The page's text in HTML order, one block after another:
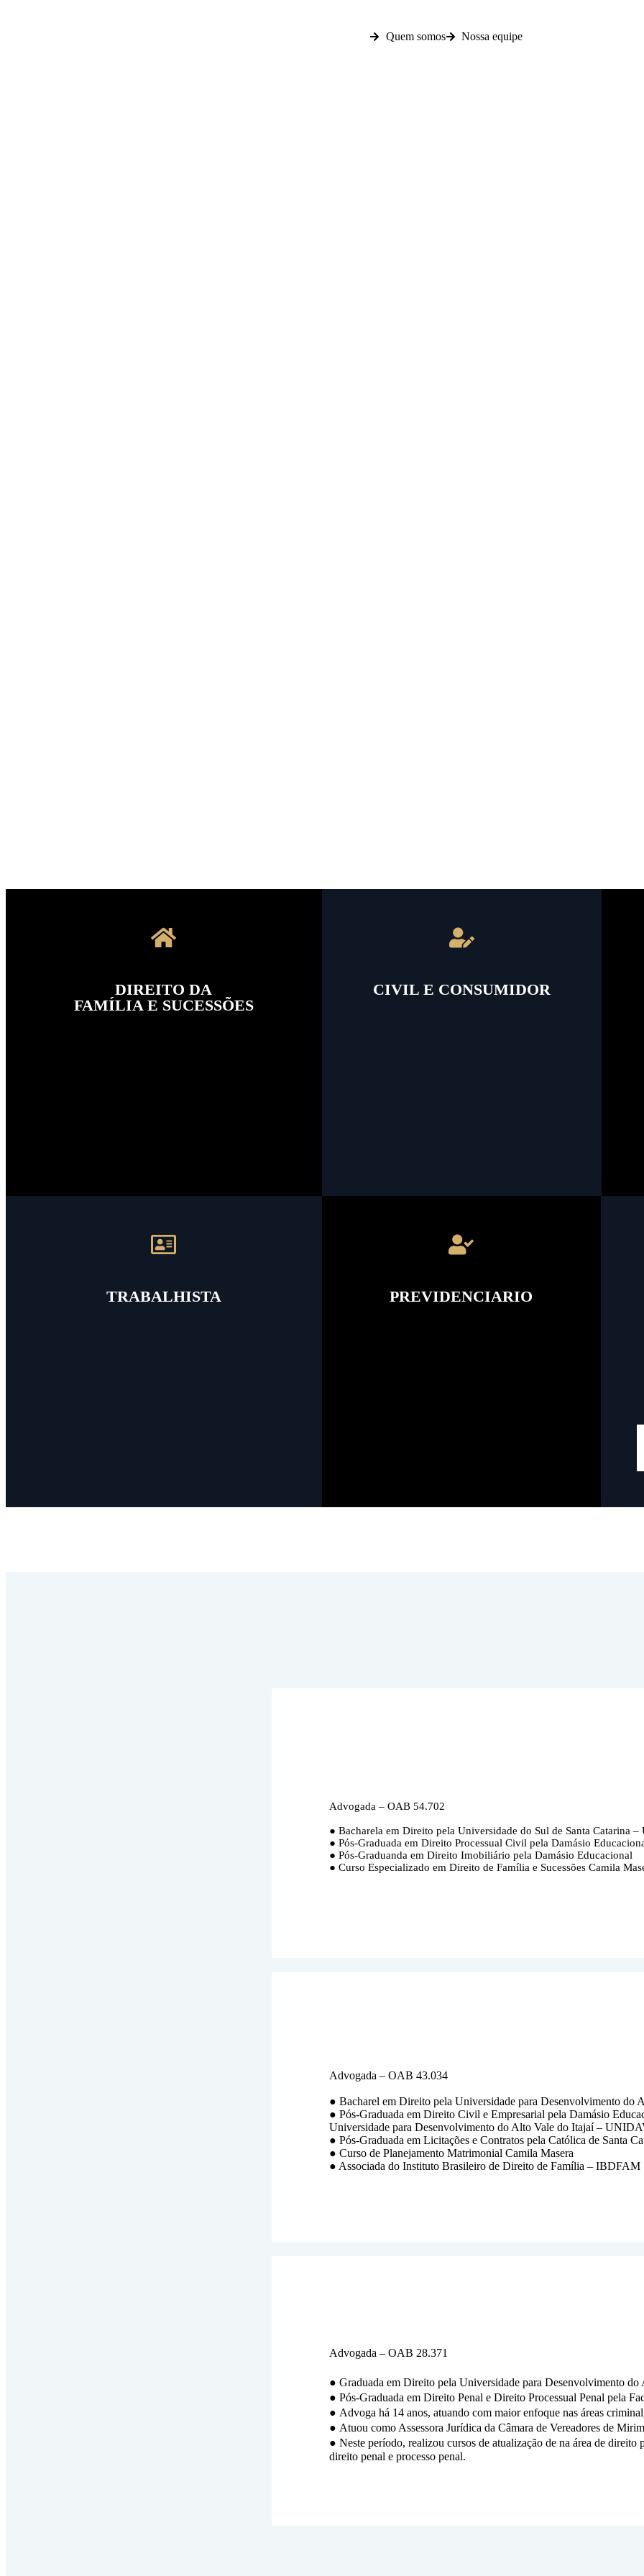
Quem somos Nossa equipe
DIREITO DA
FAMÍLIA E SUCESSÕES
CIVIL E CONSUMIDOR
TRABALHISTA PREVIDENCIARIO
Advogada – OAB 54.702
● Bacharela em Direito pela Universidade do Sul de Santa Catarina –
● Pós-Graduada em Direito Processual Civil pela Damásio
● Pós-Graduanda em Direito Imobiliário pela Damásio Educacional
● Curso Especializado em Direito de Família e Sucessões Camila
Advogada – OAB 43.034
● Bacharel em Direito pela Universidade para Desenvolvimento
● Pós-Graduada em Direito Civil e Empresarial pela Damásio
Universidade para Desenvolvimento do Alto Vale do Itajaí –
● Pós-Graduada em Licitações e Contratos pela Católica de Santa
● Curso de Planejamento Matrimonial Camila Masera
● Associada do Instituto Brasileiro de Direito de Família – IBDFAM
Advogada – OAB 28.371
● Graduada em Direito pela Universidade para Desenvolvimento
● Pós-Graduada em Direito Penal e Direito Processual Penal pela
● Advoga há 14 anos, atuando com maior enfoque nas áreas
● Atuou como Assessora Jurídica da Câmara de Vereadores de
● Neste período, realizou cursos de atualização de na área de
direito penal e processo penal.